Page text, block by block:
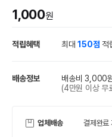
1,000원
적립혜택 최대150점 적
배송정보 배송비 3,000
(4만원 이상 무
업체배송 결제완료